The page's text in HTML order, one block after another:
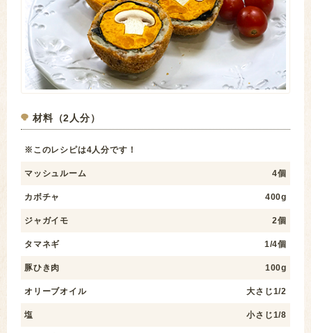
材料（2人分）
※このレシピは4人分です！
マッシュルーム 4個
カボチャ 400g
ジャガイモ 2個
タマネギ 1/4個
豚ひき肉 100g
オリーブオイル 大さじ1/2
塩 小さじ1/8